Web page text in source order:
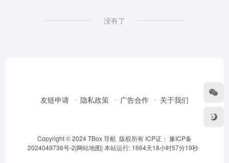
没有了
友链申请 隐私政策 广告合作 关于我们
Copyright © 2024 TBox 导航 版权所有 ICP证： 豫ICP备
2024049736号-2|网站地图| 本站运行: 1664天18小时57分19秒